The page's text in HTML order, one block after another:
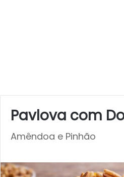
Pavlova com
Amêndoa e Pinhão